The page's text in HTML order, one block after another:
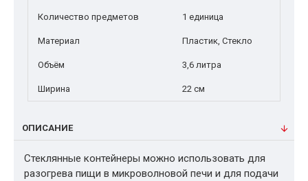
Количество предметов 1 единица
Материал Пластик, Стекло
Объём 3,6 литра
Ширина 22 см
ОПИСАНИЕ
Стеклянные контейнеры можно использовать для
разогрева пищи в микроволновой печи и для подачи